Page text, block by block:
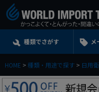
種類でさがす メ
HOME 種類・用途で探す 日用